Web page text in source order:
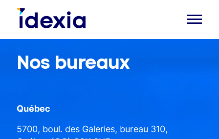
Nos bureaux
Québec
5700, boul. des Galeries, bureau 310,